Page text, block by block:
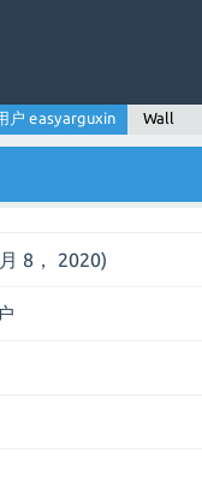
户 easyarguxin Wall
8， 2020)